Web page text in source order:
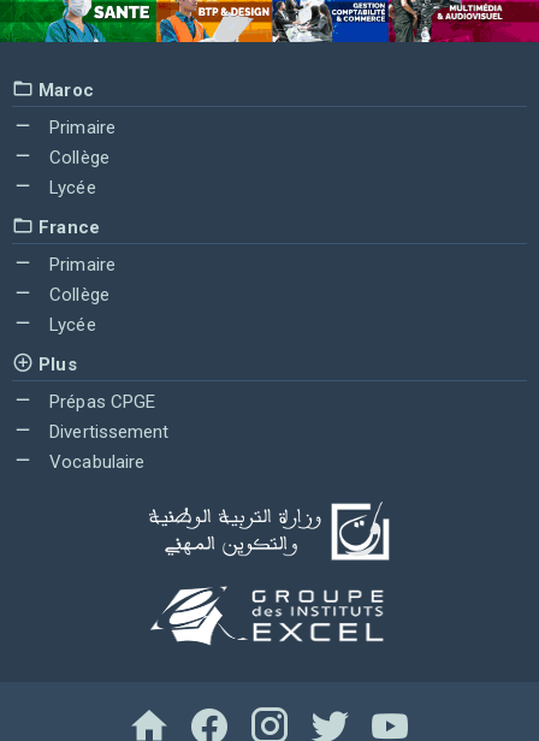
Maroc
Primaire
Collège
Lycée
France
Primaire
Collège
Lycée
Plus
Prépas CPGE
Divertissement
Vocabulaire